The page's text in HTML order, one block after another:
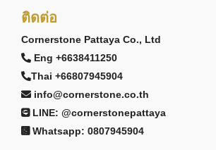
ติดต่อ
Cornerstone Pattaya Co., Ltd
Eng +6638411250
Thai +66807945904
info@cornerstone.co.th
LINE: @cornerstonepattaya
Whatsapp: 0807945904